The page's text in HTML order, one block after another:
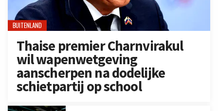
BUITENLAND
Thaise premier Charnvirakul
wil wapenwetgeving
aanscherpen na dodelijke
schietpartij op school